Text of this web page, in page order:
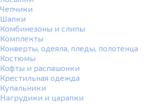
Чепчики
Шапки
Комбинезоны и слипы
Комплекты
Конверты, одеяла, пледы, полотенца
Костюмы
Кофты и распашонки
Крестильная одежда
Купальники
Нагрудики и царапки